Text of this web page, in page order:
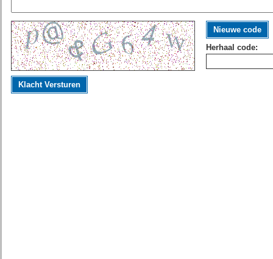
Nieuwe code
Herhaal code:
Klacht Versturen